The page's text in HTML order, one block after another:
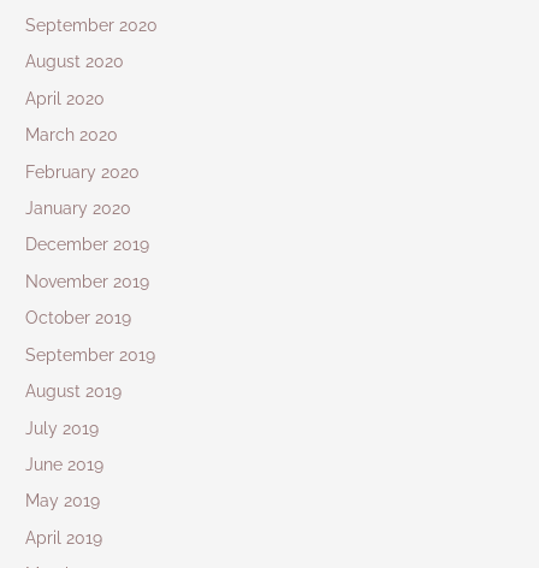
September 2020
August 2020
April 2020
March 2020
February 2020
January 2020
December 2019
November 2019
October 2019
September 2019
August 2019
July 2019
June 2019
May 2019
April 2019